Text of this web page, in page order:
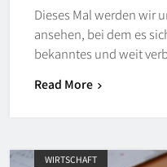
Dieses Mal werden wir
ansehen, bei dem es
bekanntes und weit
Read More
WIRTSCHAFT